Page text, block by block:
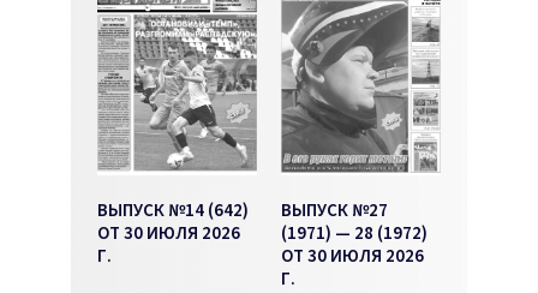
ВЫПУСК №14 (642)
ОТ 30 ИЮЛЯ 2026
Г.
ВЫПУСК №27
(1971) — 28 (1972)
ОТ 30 ИЮЛЯ 2026
Г.